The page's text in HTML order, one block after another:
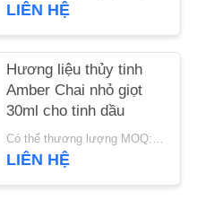
LIÊN HỆ
Hương liệu thủy tinh
Amber Chai nhỏ giọt
30ml cho tinh dầu
Có thể thương lượng MOQ:thương lượng
LIÊN HỆ